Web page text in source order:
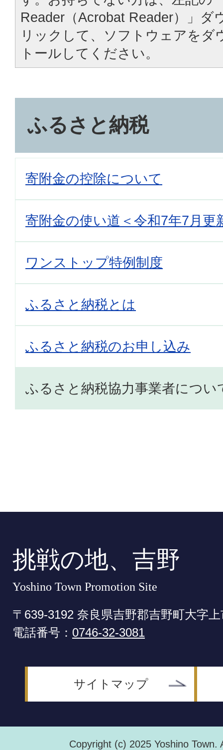
Reader（Acrobat Reader）」ダ
リックして、ソフトウェアをダ
トールしてください。
ふるさと納税
寄附金の控除について
寄附金の使い道＜令和7年7月更
ワンストップ特例制度
ふるさと納税とは
ふるさと納税のお申し込み
ふるさと納税協力事業者につい
挑戦の地、吉野
Yoshino Town Promotion Site
〒639-3192 奈良県吉野郡吉野町大字
電話番号： 0746-32-3081
サイトマップ
Copyright (c) 2025 Yoshino Town.